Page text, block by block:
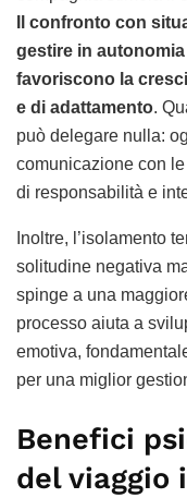
Il confronto con
gestire in
favoriscono la
e di adattamento.
può delegare nulla:
comunicazione con
di responsabilità e
Inoltre, l’isolamento
solitudine negativa
spinge a una
processo aiuta a
emotiva,
per una miglior
Benefici
del viaggio